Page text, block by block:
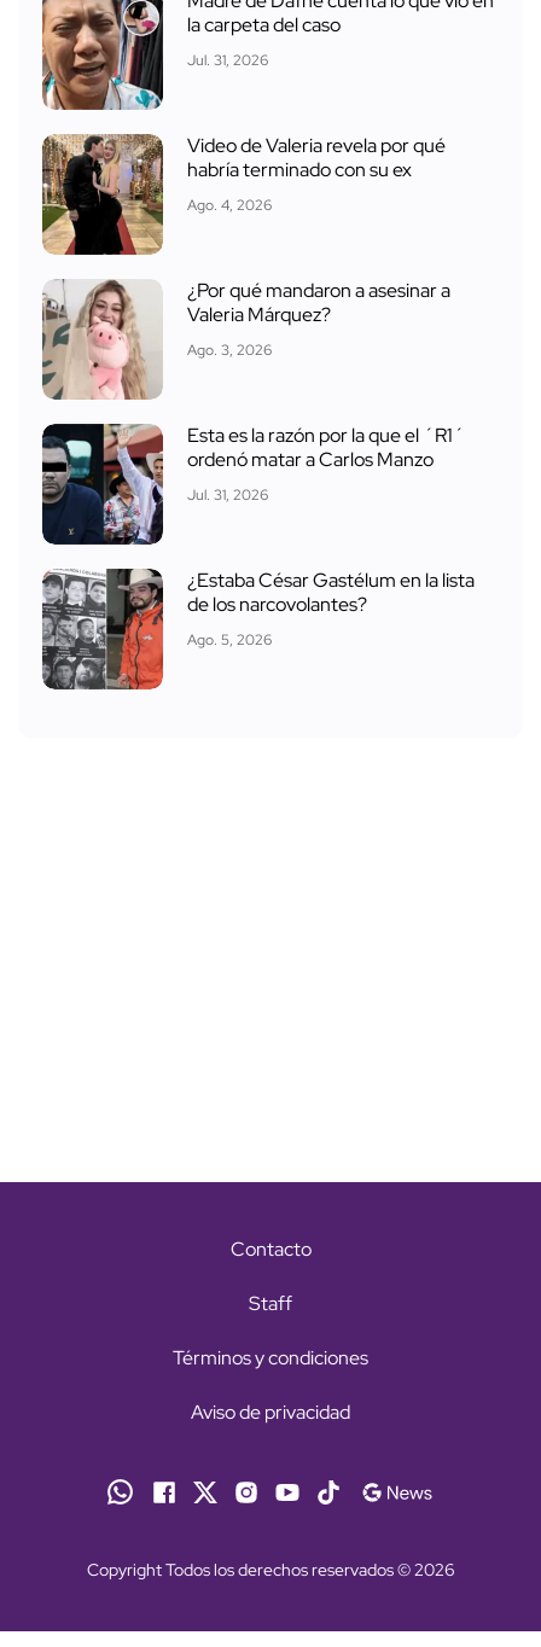
la carpeta del caso
Jul. 31, 2026
Video de Valeria revela por qué
habría terminado con su ex
Ago. 4, 2026
¿Por qué mandaron a asesinar a
Valeria Márquez?
Ago. 3, 2026
Esta es la razón por la que el ´R1´
ordenó matar a Carlos Manzo
Jul. 31, 2026
¿Estaba César Gastélum en la lista
de los narcovolantes?
Ago. 5, 2026
Contacto
Staff
Términos y condiciones
Aviso de privacidad
Copyright Todos los derechos reservados © 2026